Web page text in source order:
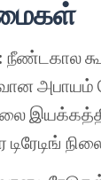
நீண்டகால
டிரேடிங்